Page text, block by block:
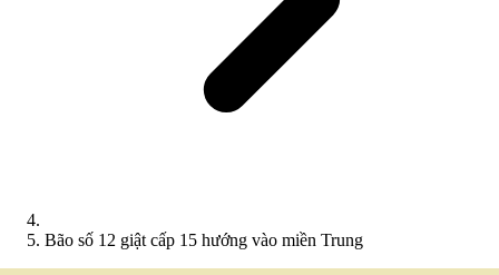
Bão số 12 giật cấp 15 hướng vào miền Trung